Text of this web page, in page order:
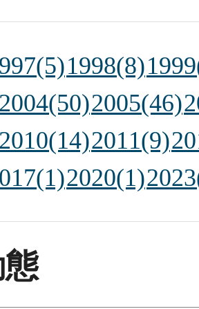
1998(8)
2004(50)2005(46)
2010(14)2011(9)
2020(1)